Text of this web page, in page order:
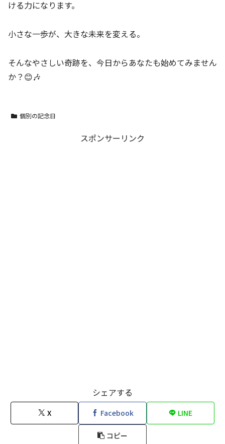
ける力になります。
小さな一歩が、大きな未来を変える。
そんなやさしい奇跡を、今日からあなたも始めてみません
か？😊🎶
個別の記念日
スポンサーリンク
シェアする
X Facebook LINE
コピー